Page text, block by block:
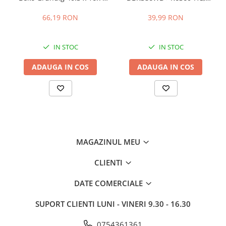
eficienta si utilizare indelungata.
C00911422
66,19 RON
IN STOC
ADAUGA IN COS
39,99 RON
IN STOC
ADAUGA IN COS
MAGAZINUL MEU
CLIENTI
DATE COMERCIALE
SUPORT CLIENTI LUNI - VINERI 9.30 - 16.30